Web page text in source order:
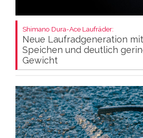
Shimano Dura-Ace Laufräder:
Neue Laufradgeneration
Speichen und deutlich
Gewicht